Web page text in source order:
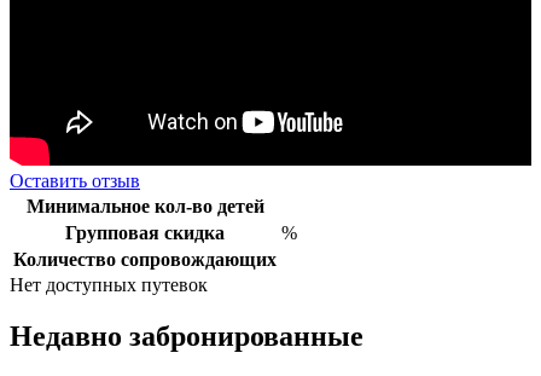
Оставить отзыв
Минимальное кол-во детей
Групповая скидка
%
Количество сопровождающих
Нет доступных путевок
Недавно забронированные